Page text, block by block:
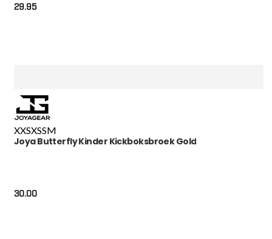
29.95
XXSXSSM
Joya Butterfly Kinder Kickboksbroek Gold
30.00